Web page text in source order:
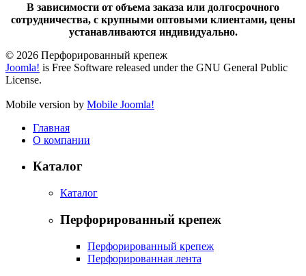
В зависимости от объема заказа или долгосрочного
сотрудничества, с крупными оптовыми клиентами, цены
устанавливаются индивидуально.
© 2026 Перфорированный крепеж
Joomla! is Free Software released under the GNU General Public
License.
Mobile version by Mobile Joomla!
Главная
О компании
Каталог
Каталог
Перфорированный крепеж
Перфорированный крепеж
Перфорированная лента